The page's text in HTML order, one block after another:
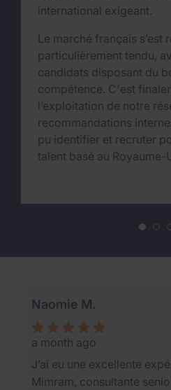
international exigeant.
Le marché français s’est
particulièrement tendu,
candidats disposant du
compétence. C'est
l’exploitation de notre
recommandations
pu identifier et recruter
talent basé au Royaume-
Naomie M.
a month ago
J’ai eu une excellente
Mimram, consultante